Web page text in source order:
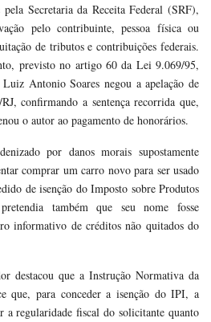
Secretaria da Receita Federal (SRF),
pelo contribuinte, pessoa física ou
de tributos e contribuições federais.
previsto no artigo 60 da Lei 9.069/95,
Antonio Soares negou a apelação de
confirmando a sentença recorrida que,
o autor ao pagamento de honorários.
por danos morais supostamente
comprar um carro novo para ser usado
de isenção do Imposto sobre Produtos
também que seu nome fosse
informativo de créditos não quitados do
destacou que a Instrução Normativa da
que, para conceder a isenção do IPI, a
a regularidade fiscal do solicitante quanto